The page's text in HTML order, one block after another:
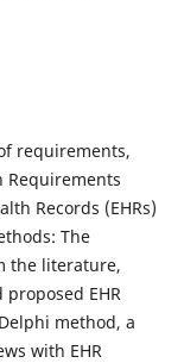
requirements,
Requirements
Records (EHRs)
The
the literature,
EHR
method, a
with EHR